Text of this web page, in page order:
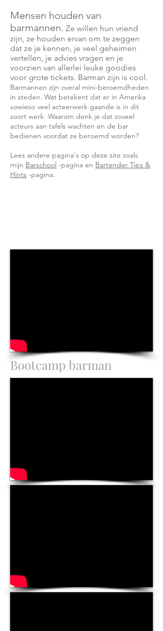
Mensen houden van
barmannen. Ze willen hun vriend
zijn, ze houden ervan om te zeggen
dat ze je kennen, je veel geheimen
vertellen, je advies vragen en je
voorzien van allerlei leuke goodies
voor grote tickets. Barman zijn is cool.
Barmannen zijn overal mini-beroemdheden
in steden. Wat betekent dat er in Amerika
sowieso veel acteerwerk gaande is in dit
soort werk. Waarom denk je dat zoveel
acteurs aan tafels wachten en de bar
bedienen voordat ze beroemd worden?
Lees andere pagina's op deze site zoals
mijn Barschool -pagina en Bartender Tips &
Hints -pagina.
Bootcamp barman